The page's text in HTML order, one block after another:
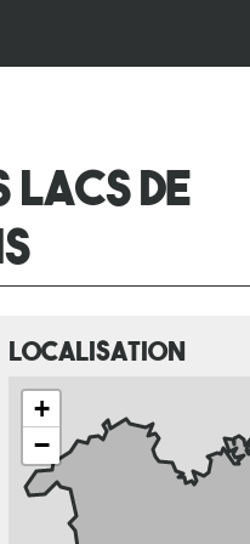
DE
Localisation
+
−